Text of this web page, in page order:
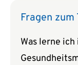
Fragen
Was lerne